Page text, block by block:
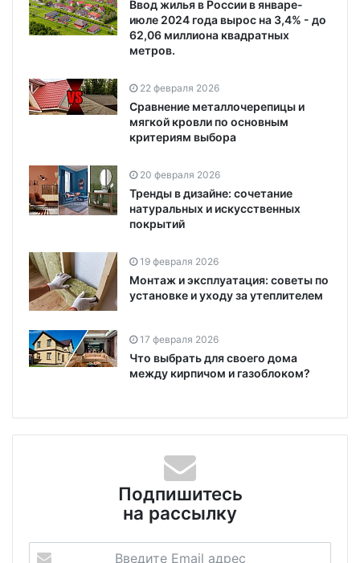
Ввод жилья в России в январе-
июле 2024 года вырос на 3,4% - до
62,06 миллиона квадратных
метров.
22 февраля 2026
Сравнение металлочерепицы и
мягкой кровли по основным
критериям выбора
20 февраля 2026
Тренды в дизайне: сочетание
натуральных и искусственных
покрытий
19 февраля 2026
Монтаж и эксплуатация: советы по
установке и уходу за утеплителем
17 февраля 2026
Что выбрать для своего дома
между кирпичом и газоблоком?
Подпишитесь
на рассылку